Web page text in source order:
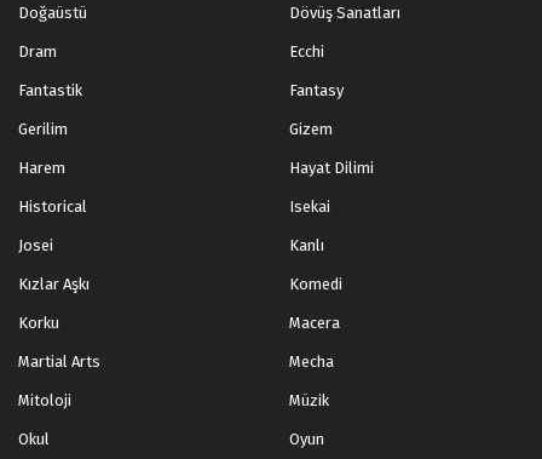
Doğaüstü Dövüş Sanatları
Dram Ecchi
Fantastik Fantasy
Gerilim Gizem
Harem Hayat Dilimi
Historical Isekai
Josei Kanlı
Kızlar Aşkı Komedi
Korku Macera
Martial Arts Mecha
Mitoloji Müzik
Okul Oyun